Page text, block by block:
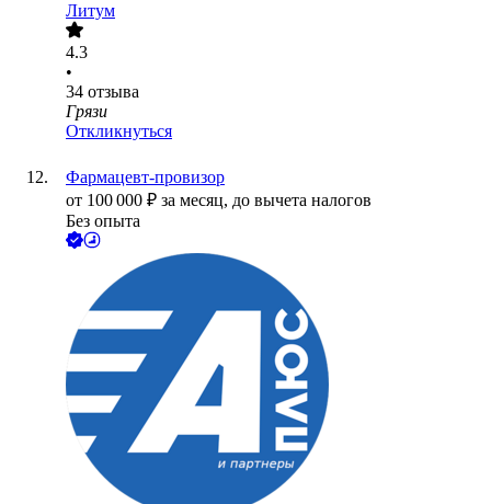
Литум
4.3
•
34 отзыва
Грязи
Откликнуться
Фармацевт-провизор
от 100 000 ₽ за месяц, до вычета налогов
Без опыта